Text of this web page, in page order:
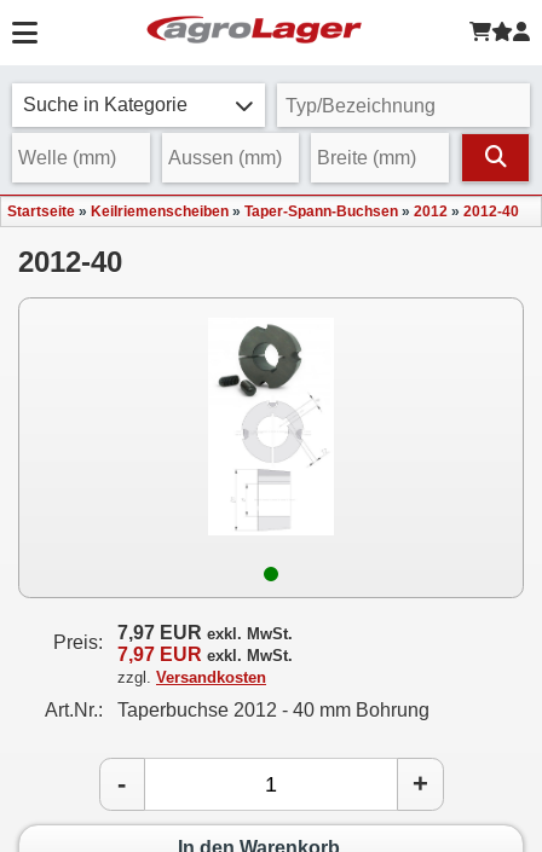
Suche in Kategorie
Startseite » Keilriemenscheiben » Taper-Spann-Buchsen » 2012 » 2012-40
2012-40
Preis: 7,97 EUR exkl. MwSt.
7,97 EUR exkl. MwSt.
zzgl. Versandkosten
Art.Nr.: Taperbuchse 2012 - 40 mm Bohrung
- +
In den Warenkorb